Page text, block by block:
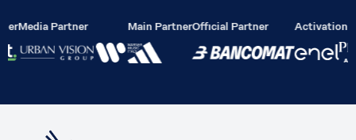
Media Partner Main PartnerOfficial Partner Activation